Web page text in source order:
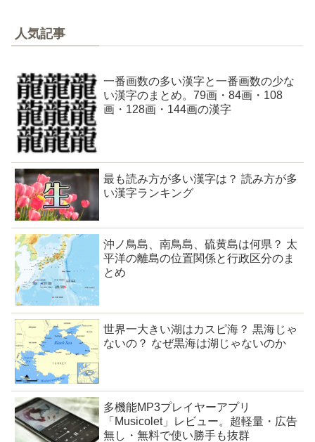
人気記事
一番画数の多い漢字と一番画数の少な
い漢字のまとめ。79画・84画・108
画・128画・144画の漢字
最も読み方が多い漢字は？ 読み方が多
い漢字ランキング
沖ノ鳥島、南鳥島、硫黄島は何県？ 太
平洋の離島の位置関係と行政区分のま
とめ
世界一大きい湖はカスピ海？ 黒海じゃ
ないの？ なぜ黒海は湖じゃないのか
多機能MP3プレイヤーアプリ
「Musicolet」レビュー。超軽量・広告
無し・無料で使い勝手も抜群